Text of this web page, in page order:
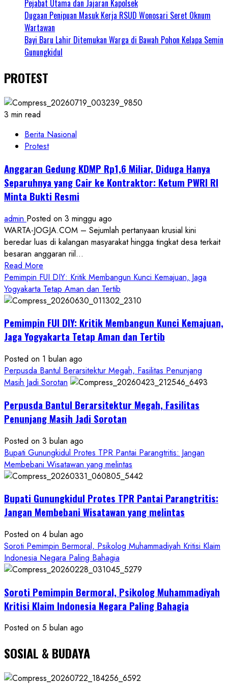
Pejabat Utama dan Jajaran Kapolsek
Dugaan Penipuan Masuk Kerja RSUD Wonosari Seret Oknum
Wartawan
Bayi Baru Lahir Ditemukan Warga di Bawah Pohon Kelapa Semin
Gunungkidul
PROTEST
3 min read
Berita Nasional
Protest
Anggaran Gedung KDMP Rp1,6 Miliar, Diduga Hanya
Separuhnya yang Cair ke Kontraktor: Ketum PWRI RI
Minta Bukti Resmi
admin Posted on 3 minggu ago
WARTA-JOGJA.COM – Sejumlah pertanyaan krusial kini
beredar luas di kalangan masyarakat hingga tingkat desa terkait
besaran anggaran riil...
Read More
more
about
Anggaran
KDMP
Rp1,6
Diduga
Hanya
Separuhnya
Cair
ke
Ketum
PWRI
RI
Minta
Resmi
Pemimpin FUI DIY: Kritik Membangun Kunci Kemajuan, Jaga
Yogyakarta Tetap Aman dan Tertib
Pemimpin FUI DIY: Kritik Membangun Kunci Kemajuan,
Jaga Yogyakarta Tetap Aman dan Tertib
Posted on 1 bulan ago
Perpusda Bantul Berarsitektur Megah, Fasilitas Penunjang
Masih Jadi Sorotan
Perpusda Bantul Berarsitektur Megah, Fasilitas
Penunjang Masih Jadi Sorotan
Posted on 3 bulan ago
Bupati Gunungkidul Protes TPR Pantai Parangtritis: Jangan
Membebani Wisatawan yang melintas
Bupati Gunungkidul Protes TPR Pantai Parangtritis:
Jangan Membebani Wisatawan yang melintas
Posted on 4 bulan ago
Soroti Pemimpin Bermoral, Psikolog Muhammadiyah Kritisi Klaim
Indonesia Negara Paling Bahagia
Soroti Pemimpin Bermoral, Psikolog Muhammadiyah
Kritisi Klaim Indonesia Negara Paling Bahagia
Posted on 5 bulan ago
SOSIAL & BUDAYA